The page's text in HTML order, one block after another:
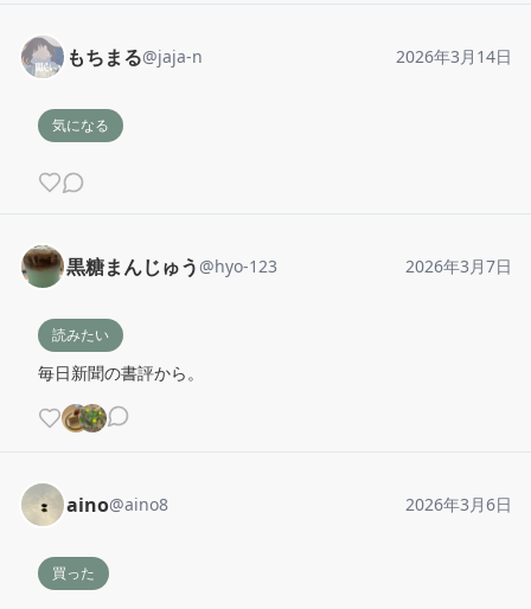
もちまる@jaja-n 2026年3月14日
気になる
黒糖まんじゅう @hyo-123 2026年3月7日
読みたい
毎日新聞の書評から。
aino@aino8 2026年3月6日
買った